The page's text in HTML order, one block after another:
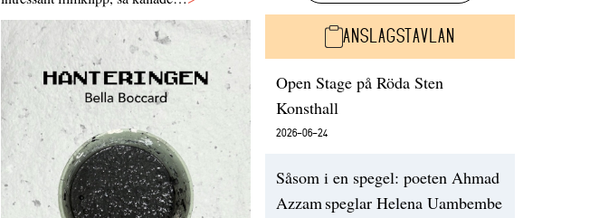
ANSLAGSTAVLAN
Open Stage på Röda Sten
Konsthall
2026-06-24
Såsom i en spegel: poeten Ahmad
Azzam speglar Helena Uambembe